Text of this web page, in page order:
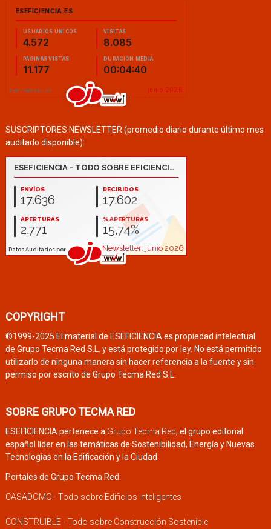
SUSCRIPTORES NEWSLETTER (promedio diario durante último mes
auditado disponible):
COPYRIGHT
©1999-2025 El material de ESEFICIENCIA es propiedad intelectual
de Grupo Tecma Red S.L. y está protegido por ley. No está permitido
utilizarlo de ninguna manera sin hacer referencia a la fuente y sin
permiso por escrito de Grupo Tecma Red S.L.
SOBRE GRUPO TECMA RED
ESEFICIENCIA pertenece a Grupo Tecma Red, el grupo editorial
español líder en las temáticas de Sostenibilidad, Energía y Nuevas
Tecnologías en la Edificación y la Ciudad.
Portales de Grupo Tecma Red:
CASADOMO - Todo sobre Edificios Inteligentes
CONSTRUIBLE - Todo sobre Construcción Sostenible